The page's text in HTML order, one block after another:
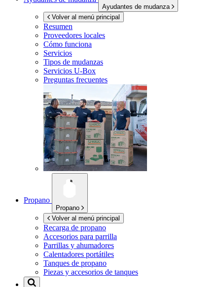
Ayudantes de mudanza
Volver al menú principal
Resumen
Proveedores locales
Cómo funciona
Servicios
Tipos de mudanzas
Servicios U-Box
Preguntas frecuentes
Propano
Propano
Volver al menú principal
Recarga de propano
Accesorios para parrilla
Parrillas y ahumadores
Calentadores portátiles
Tanques de propano
Piezas y accesorios de tanques